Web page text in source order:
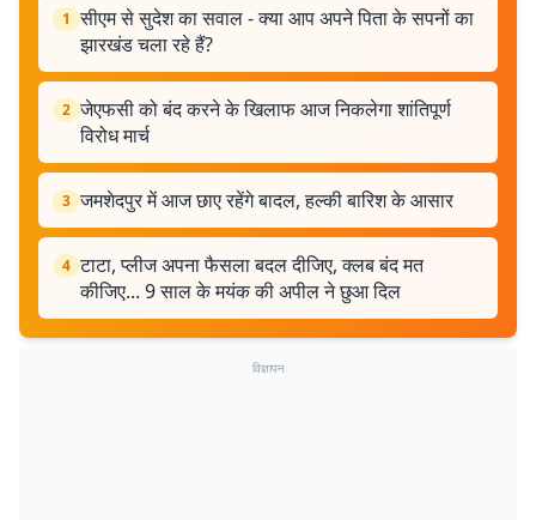
1 सीएम से सुदेश का सवाल - क्या आप अपने पिता के सपनों का
झारखंड चला रहे हैं?
2 जेएफसी को बंद करने के खिलाफ आज निकलेगा शांतिपूर्ण
विरोध मार्च
3 जमशेदपुर में आज छाए रहेंगे बादल, हल्की बारिश के आसार
4 टाटा, प्लीज अपना फैसला बदल दीजिए, क्लब बंद मत
कीजिए... 9 साल के मयंक की अपील ने छुआ दिल
विज्ञापन